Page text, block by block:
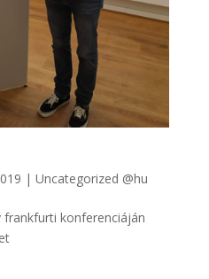
| Uncategorized @hu
frankfurti konferenciáján